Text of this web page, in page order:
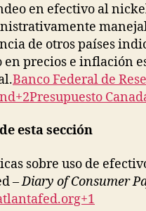
en efectivo al
de otros países
en precios e inflación
Banco Federal de
esta sección
sobre uso de
–Diary of Consumer